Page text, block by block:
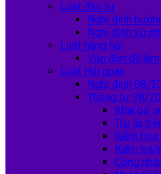
Luật đầu tư
Nghị định
Nghị định xử
Luật hàng hải
Vận đơn để
Luật Hải quan
Nghị định 08/
Thông tư 38/
Khai bổ
Trừ lùi
Kiểm hóa
Kiểm tra/
Công